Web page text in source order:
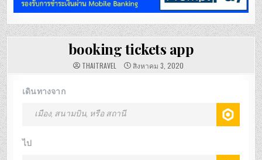
booking tickets app
THAITRAVEL สิงหาคม 3, 2020